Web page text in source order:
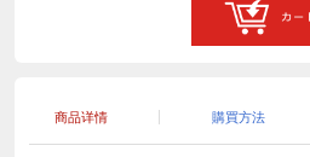
商品详情 購買方法